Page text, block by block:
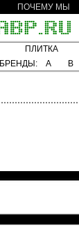
ПОЧЕМУ МЫ
ПЛИТКА
БРЕНДЫ:
A B